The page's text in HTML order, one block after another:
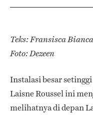
Teks: Fransisca Bianca
Foto: Dezeen
Instalasi besar
Laisne Roussel ini
melihatnya di depan